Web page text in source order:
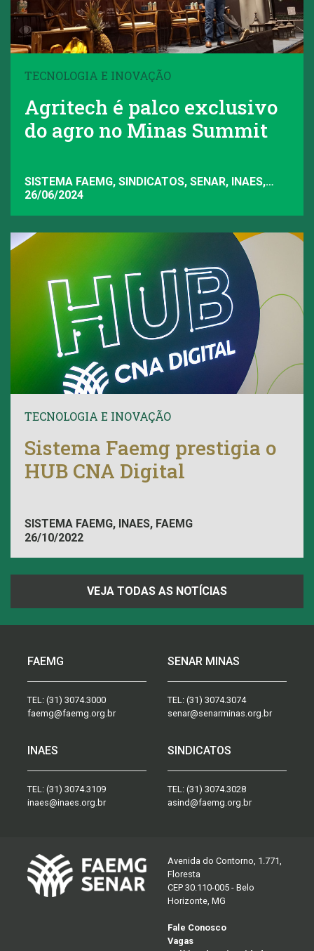
TECNOLOGIA E INOVAÇÃO
Agritech é palco exclusivo
do agro no Minas Summit
SISTEMA FAEMG, SINDICATOS, SENAR, INAES,
FAEMG
26/06/2024
TECNOLOGIA E INOVAÇÃO
Sistema Faemg prestigia o
HUB CNA Digital
SISTEMA FAEMG, INAES, FAEMG
26/10/2022
VEJA TODAS AS NOTÍCIAS
FAEMG
TEL: (31) 3074.3000
faemg@faemg.org.br
SENAR MINAS
TEL: (31) 3074.3074
senar@senarminas.org.br
INAES
TEL: (31) 3074.3109
inaes@inaes.org.br
SINDICATOS
TEL: (31) 3074.3028
asind@faemg.org.br
Avenida do Contorno, 1.771,
Floresta
CEP 30.110-005 - Belo
Horizonte, MG
Fale Conosco
Vagas